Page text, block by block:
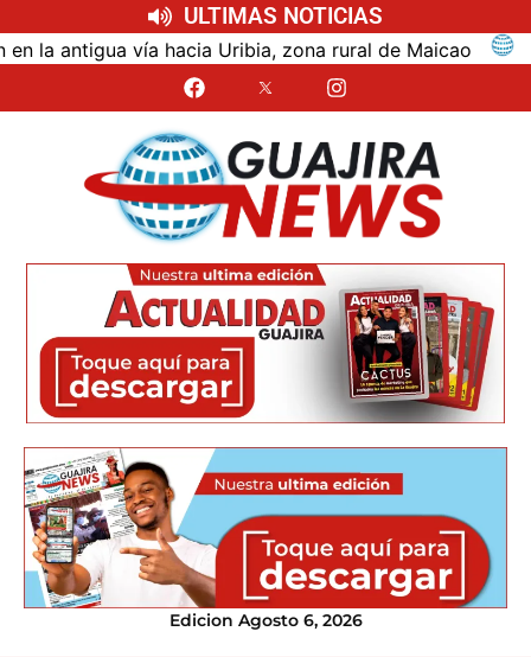
ULTIMAS NOTICIAS
antigua vía hacia Uribia, zona rural de Maicao
Edicion Agosto 6, 2026